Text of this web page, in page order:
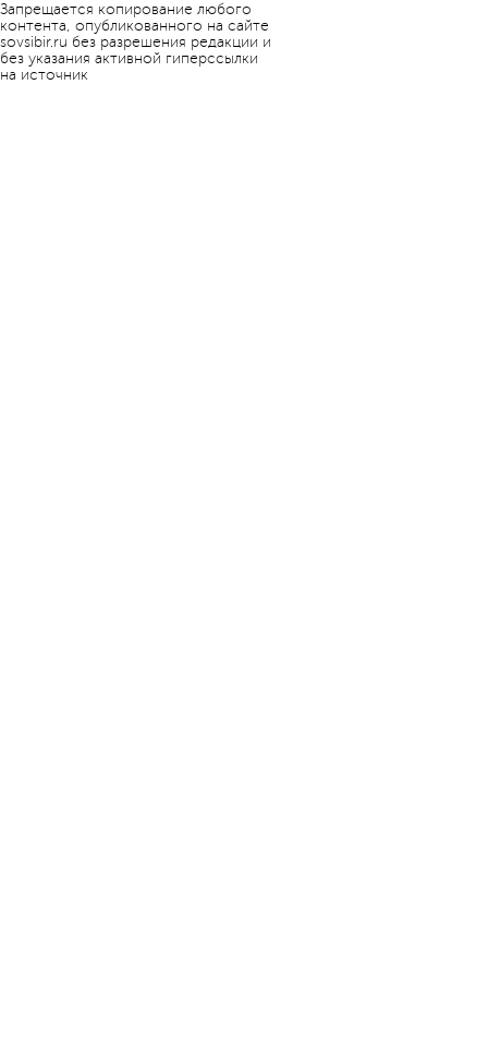
Запрещается копирование любого
контента, опубликованного на сайте
sovsibir.ru без разрешения редакции и
без указания активной гиперссылки
на источник